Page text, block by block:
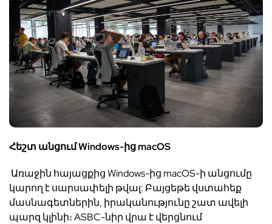
Հեշտ անցումWindows-իցmacOS
Առաջին հայացքիցWindows-ից macOS-ի անցումը
կարող էսարսափելի թվալ: Բայցեթե վստահեք
մասնագետներին, իրականությունըշատ ավելի
պարզ կլինի։ASBC-նիր վրա էվերցնում